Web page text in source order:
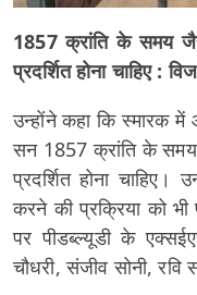
1857 क्रांति के समय
प्रदर्शित होना चाहिए : विज
उन्होंने कहा कि स्मारक में
सन 1857 क्रांति के समय
प्रदर्शित होना
करने की प्रक्रिया को
पर पीडब्ल्यूडी के
चौधरी, संजीव सोनी,